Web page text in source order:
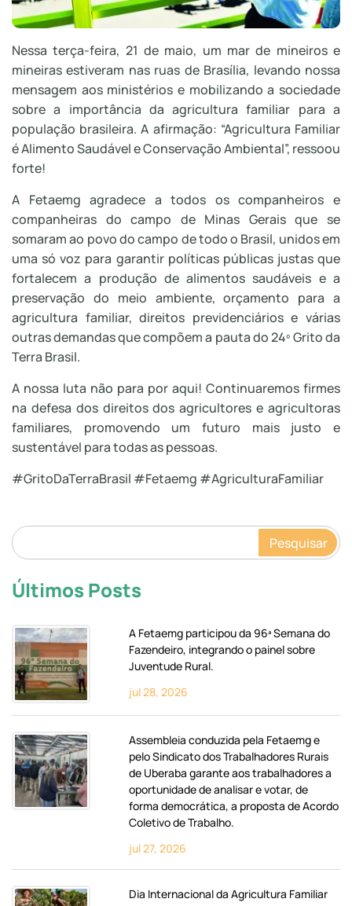
Nessa terça-feira, 21 de maio, um mar de mineiros e
mineiras estiveram nas ruas de Brasília, levando nossa
mensagem aos ministérios e mobilizando a sociedade
sobre a importância da agricultura familiar para a
população brasileira. A afirmação: “Agricultura Familiar
é Alimento Saudável e Conservação Ambiental”, ressoou
forte!
A Fetaemg agradece a todos os companheiros e
companheiras do campo de Minas Gerais que se
somaram ao povo do campo de todo o Brasil, unidos em
uma só voz para garantir políticas públicas justas que
fortalecem a produção de alimentos saudáveis e a
preservação do meio ambiente, orçamento para a
agricultura familiar, direitos previdenciários e várias
outras demandas que compõem a pauta do 24º Grito da
Terra Brasil.
A nossa luta não para por aqui! Continuaremos firmes
na defesa dos direitos dos agricultores e agricultoras
familiares, promovendo um futuro mais justo e
sustentável para todas as pessoas.
#GritoDaTerraBrasil #Fetaemg #AgriculturaFamiliar
Pesquisar
Últimos Posts
A Fetaemg participou da 96ª Semana do
Fazendeiro, integrando o painel sobre
Juventude Rural.
jul 28, 2026
Assembleia conduzida pela Fetaemg e
pelo Sindicato dos Trabalhadores Rurais
de Uberaba garante aos trabalhadores a
oportunidade de analisar e votar, de
forma democrática, a proposta de Acordo
Coletivo de Trabalho.
jul 27, 2026
Dia Internacional da Agricultura Familiar